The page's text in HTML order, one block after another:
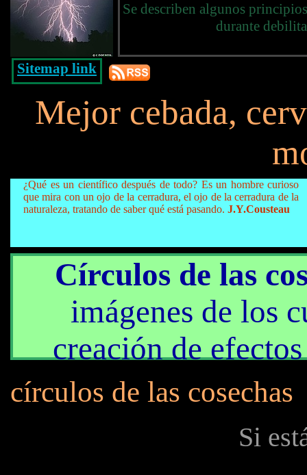
Se describen algunos
durante
Sitemap link
Mejor cebada,
¿Qué es un científico después de todo? Es un hombre curioso
que mira con un ojo de la cerradura, el ojo de la cerradura de la
naturaleza, tratando de saber qué está pasando. J.Y.Cousteau
Círculos de las
imágenes de los
creación de
círculos de las cosechas
Si